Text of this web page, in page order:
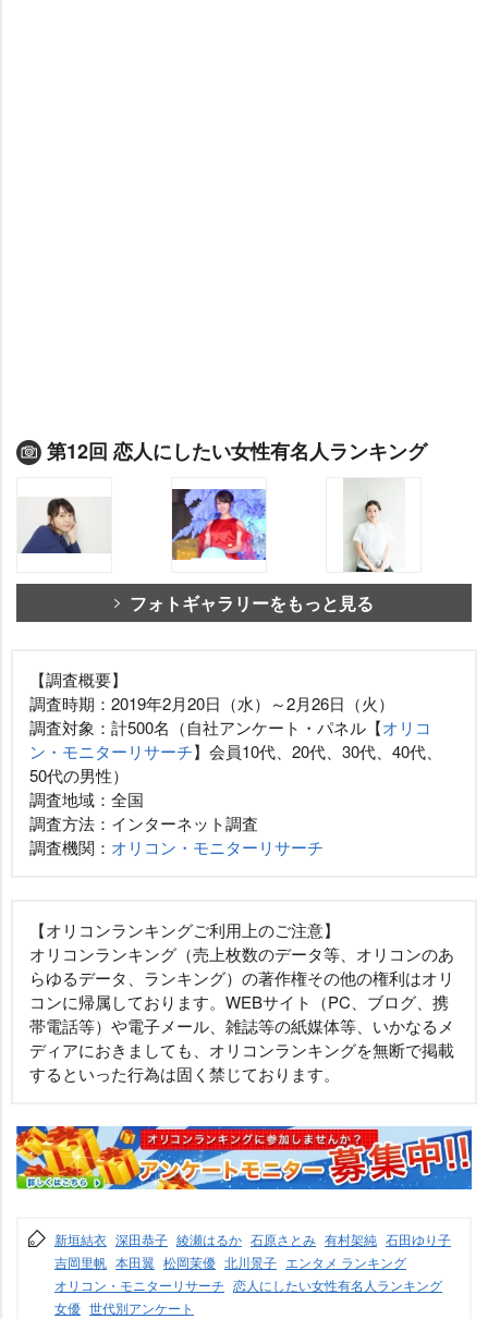
第12回 恋人にしたい女性有名人ランキング
フォトギャラリーをもっと見る
【調査概要】
調査時期：2019年2月20日（水）～2月26日（火）
調査対象：計500名（自社アンケート・パネル【オリコ
ン・モニターリサーチ】会員10代、20代、30代、40代、
50代の男性）
調査地域：全国
調査方法：インターネット調査
調査機関： オリコン・モニターリサーチ
【オリコンランキングご利用上のご注意】
オリコンランキング（売上枚数のデータ等、オリコンのあ
らゆるデータ、ランキング）の著作権その他の権利はオリ
コンに帰属しております。WEBサイト（PC、ブログ、携
帯電話等）や電子メール、雑誌等の紙媒体等、いかなるメ
ディアにおきましても、オリコンランキングを無断で掲載
するといった行為は固く禁じております。
新垣結衣 深田恭子 綾瀬はるか 石原さとみ 有村架純 石田ゆり子
吉岡里帆 本田翼 松岡茉優 北川景子 エンタメ ランキング
オリコン・モニターリサーチ 恋人にしたい女性有名人ランキング
女優 世代別アンケート